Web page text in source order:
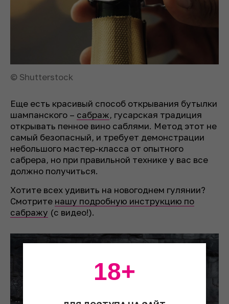
© Shutterstock
Еще есть красивый способ открывания бутылки
шампанского – сабраж, гусарская традиция
открывать пенное вино саблями. Метод этот не
самый безопасный, и требует демонстрации
небольшого мастер-класса от опытного
сабрера, но при правильной технике у вас все
должно получиться.
Хотите всех удивить на новогоднем гулянии?
Смотрите нашу подробную инструкцию по
сабражу (с видео!).
18+